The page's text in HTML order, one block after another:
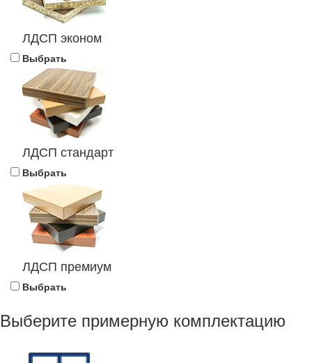
ЛДСП эконом
Выбрать
ЛДСП стандарт
Выбрать
ЛДСП премиум
Выбрать
Выберите примерную комплектацию